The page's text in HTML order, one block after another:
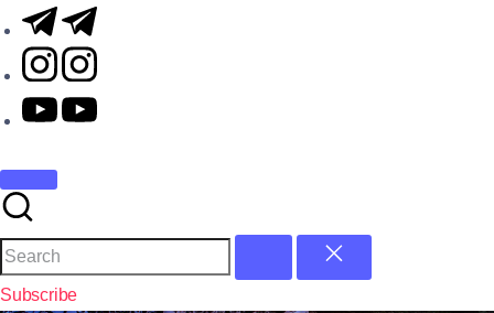
Subscribe